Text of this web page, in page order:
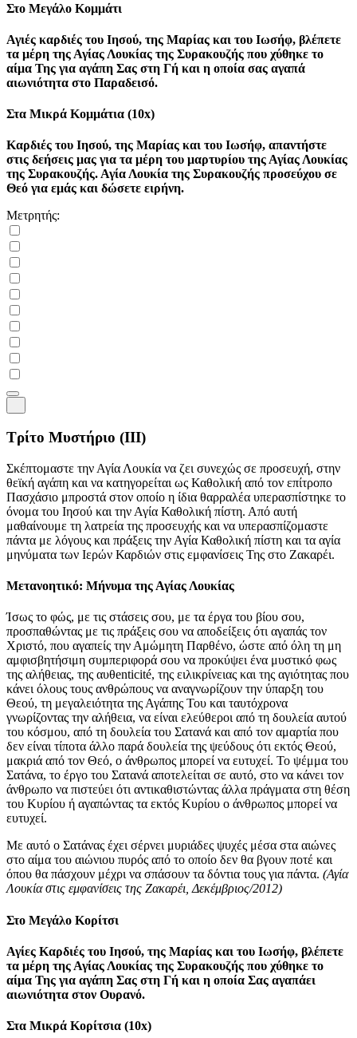
Στο Μεγάλο Κομμάτι
Αγιές καρδιές του Ιησού, της Μαρίας και του Ιωσήφ, βλέπετε
τα μέρη της Αγίας Λουκίας της Συρακουζής που χύθηκε το
αίμα Της για αγάπη Σας στη Γή και η οποία σας αγαπά
αιωνιότητα στο Παραδεισό.
Στα Μικρά Κομμάτια (10x)
Καρδιές του Ιησού, της Μαρίας και του Ιωσήφ, απαντήστε
στις δεήσεις μας για τα μέρη του μαρτυρίου της Αγίας Λουκίας
της Συρακουζής. Αγία Λουκία της Συρακουζής προσεύχου σε
Θεό για εμάς και δώσετε ειρήνη.
Μετρητής:
Τρίτο Μυστήριο (III)
Σκέπτομαστε την Αγία Λουκία να ζει συνεχώς σε προσευχή, στην
θεϊκή αγάπη και να κατηγορείται ως Καθολική από τον επίτροπο
Πασχάσιο μπροστά στον οποίο η ίδια θαρραλέα υπερασπίστηκε το
όνομα του Ιησού και την Αγία Καθολική πίστη. Από αυτή
μαθαίνουμε τη λατρεία της προσευχής και να υπερασπίζομαστε
πάντα με λόγους και πράξεις την Αγία Καθολική πίστη και τα αγία
μηνύματα των Ιερών Καρδιών στις εμφανίσεις Της στο Ζακαρέι.
Μετανοητικό: Μήνυμα της Αγίας Λουκίας
Ίσως το φώς, με τις στάσεις σου, με τα έργα του βίου σου,
προσπαθώντας με τις πράξεις σου να αποδείξεις ότι αγαπάς τον
Χριστό, που αγαπείς την Αμώμητη Παρθένο, ώστε από όλη τη μη
αμφισβητήσιμη συμπεριφορά σου να προκύψει ένα μυστικό φως
της αλήθειας, της αυθenticité, της ειλικρίνειας και της αγιότητας που
κάνει όλους τους ανθρώπους να αναγνωρίζουν την ύπαρξη του
Θεού, τη μεγαλειότητα της Αγάπης Του και ταυτόχρονα
γνωρίζοντας την αλήθεια, να είναι ελεύθεροι από τη δουλεία αυτού
του κόσμου, από τη δουλεία του Σατανά και από τον αμαρτία που
δεν είναι τίποτα άλλο παρά δουλεία της ψεύδους ότι εκτός Θεού,
μακριά από τον Θεό, ο άνθρωπος μπορεί να ευτυχεί. Το ψέμμα του
Σατάνα, το έργο του Σατανά αποτελείται σε αυτό, στο να κάνει τον
άνθρωπο να πιστεύει ότι αντικαθιστώντας άλλα πράγματα στη θέση
του Κυρίου ή αγαπώντας τα εκτός Κυρίου ο άνθρωπος μπορεί να
ευτυχεί.
Με αυτό ο Σατάνας έχει σέρνει μυριάδες ψυχές μέσα στα αιώνες
στο αίμα του αιώνιου πυρός από το οποίο δεν θα βγουν ποτέ και
όπου θα πάσχουν μέχρι να σπάσουν τα δόντια τους για πάντα. (Αγία
Λουκία στις εμφανίσεις της Ζακαρέι, Δεκέμβριος/2012)
Στο Μεγάλο Κορίτσι
Αγίες Καρδιές του Ιησού, της Μαρίας και του Ιωσήφ, βλέπετε
τα μέρη της Αγίας Λουκίας της Συρακουζής που χύθηκε το
αίμα Της για αγάπη Σας στη Γή και η οποία Σας αγαπάει
αιωνιότητα στον Ουρανό.
Στα Μικρά Κορίτσια (10x)